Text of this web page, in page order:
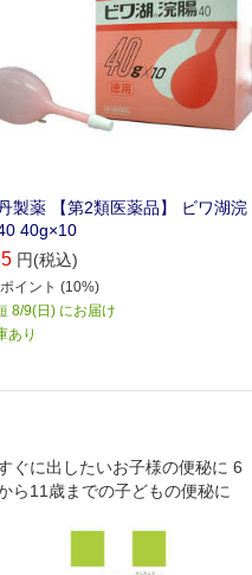
製薬 【第2類医薬品】 ビワ湖浣
40g×10
円(税込)
ポイント (10%)
8/9(日) にお届け
あり
ぐに出したいお子様の便秘に 6
ら11歳までの子どもの便秘に